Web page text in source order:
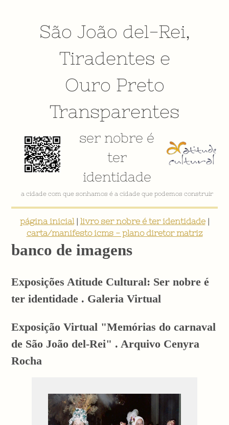
São João del-Rei,
Tiradentes e
Ouro Preto
Transparentes
ser nobre é
ter
identidade
VÍDEO INSTITUCIONAL
página inicial| livro ser nobre é ter identidade|
carta/manifesto icms - plano diretor matriz
banco de imagens
Exposições Atitude Cultural: Ser nobre é
ter identidade . Galeria Virtual
Exposição Virtual "Memórias do carnaval
de São João del-Rei" . Arquivo Cenyra
Rocha